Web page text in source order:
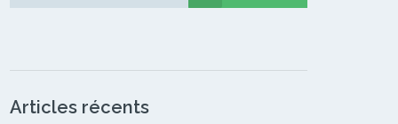
Articles récents